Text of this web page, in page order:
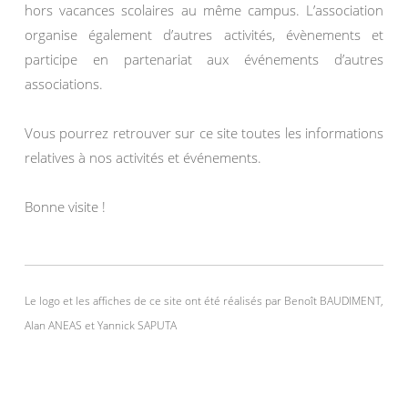
hors vacances scolaires au même campus. L’association
organise également d’autres activités, évènements et
participe en partenariat aux événements d’autres
associations.
Vous pourrez retrouver sur ce site toutes les informations
relatives à nos activités et événements.
Bonne visite !
Le logo et les affiches de ce site ont été réalisés par Benoît BAUDIMENT,
Alan ANEAS et Yannick SAPUTA